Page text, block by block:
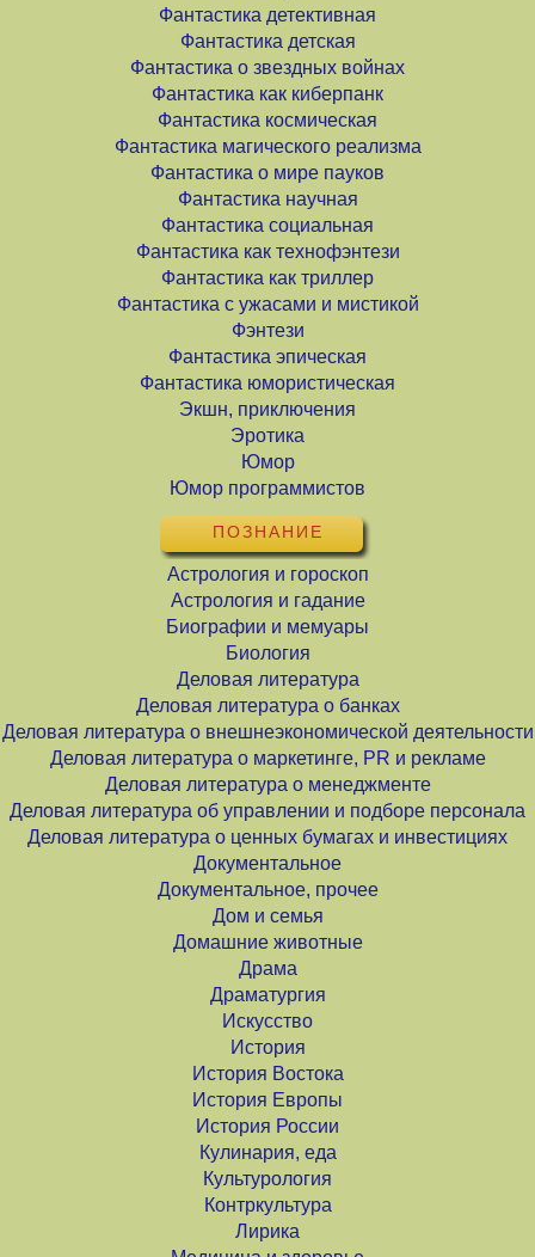
Фантастика детективная
Фантастика детская
Фантастика о звездных войнах
Фантастика как киберпанк
Фантастика космическая
Фантастика магического реализма
Фантастика о мире пауков
Фантастика научная
Фантастика социальная
Фантастика как технофэнтези
Фантастика как триллер
Фантастика с ужасами и мистикой
Фэнтези
Фантастика эпическая
Фантастика юмористическая
Экшн, приключения
Эротика
Юмор
Юмор программистов
ПОЗНАНИЕ
Астрология и гороскоп
Астрология и гадание
Биографии и мемуары
Биология
Деловая литература
Деловая литература о банках
Деловая литература о внешнеэкономической деятельности
Деловая литература о маркетинге, PR и рекламе
Деловая литература о менеджменте
Деловая литература об управлении и подборе персонала
Деловая литература о ценных бумагах и инвестициях
Документальное
Документальное, прочее
Дом и семья
Домашние животные
Драма
Драматургия
Искусство
История
История Востока
История Европы
История России
Кулинария, еда
Культурология
Контркультура
Лирика